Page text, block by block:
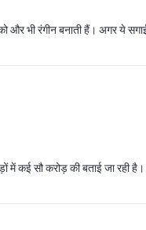
भी रंगीन बनाती हैं। अगर ये
में कई सौ करोड़ की बताई जा रही